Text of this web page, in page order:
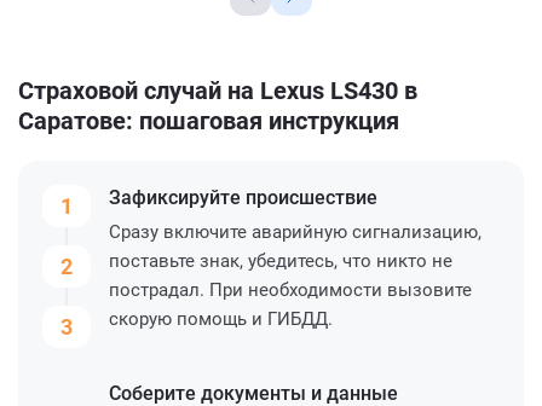
Страховой случай на Lexus LS430 в
Саратове: пошаговая инструкция
1
2
3
Зафиксируйте происшествие
Сразу включите аварийную сигнализацию,
поставьте знак, убедитесь, что никто не
пострадал. При необходимости вызовите
скорую помощь и ГИБДД.
Соберите документы и данные